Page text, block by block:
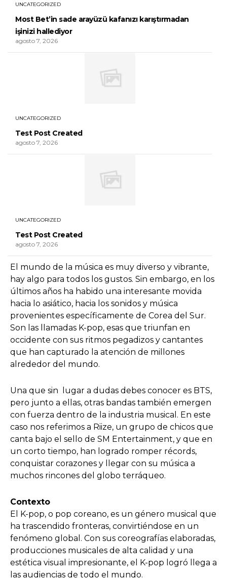
El mundo de la música es muy diverso y vibrante,
hay algo para todos los gustos. Sin embargo, en los
últimos años ha habido una interesante movida
hacia lo asiático, hacia los sonidos y música
provenientes específicamente de Corea del Sur.
Son las llamadas K-pop, esas que triunfan en
occidente con sus ritmos pegadizos y cantantes
que han capturado la atención de millones
alrededor del mundo.
Una que sin lugar a dudas debes conocer es BTS,
pero junto a ellas, otras bandas también emergen
con fuerza dentro de la industria musical. En este
caso nos referimos a Riize, un grupo de chicos que
canta bajo el sello de SM Entertainment, y que en
un corto tiempo, han logrado romper récords,
conquistar corazones y llegar con su música a
muchos rincones del globo terráqueo.
Contexto
El K-pop, o pop coreano, es un género musical que
ha trascendido fronteras, convirtiéndose en un
fenómeno global. Con sus coreografías elaboradas,
producciones musicales de alta calidad y una
estética visual impresionante, el K-pop logró llega a
las audiencias de todo el mundo.
UNCATEGORIZED
Most Bet’in sade arayüzü kafanızı karıştırmadan
işinizi hallediyor
agosto 7, 2026
UNCATEGORIZED
Test Post Created
agosto 7, 2026
UNCATEGORIZED
Test Post Created
agosto 7, 2026